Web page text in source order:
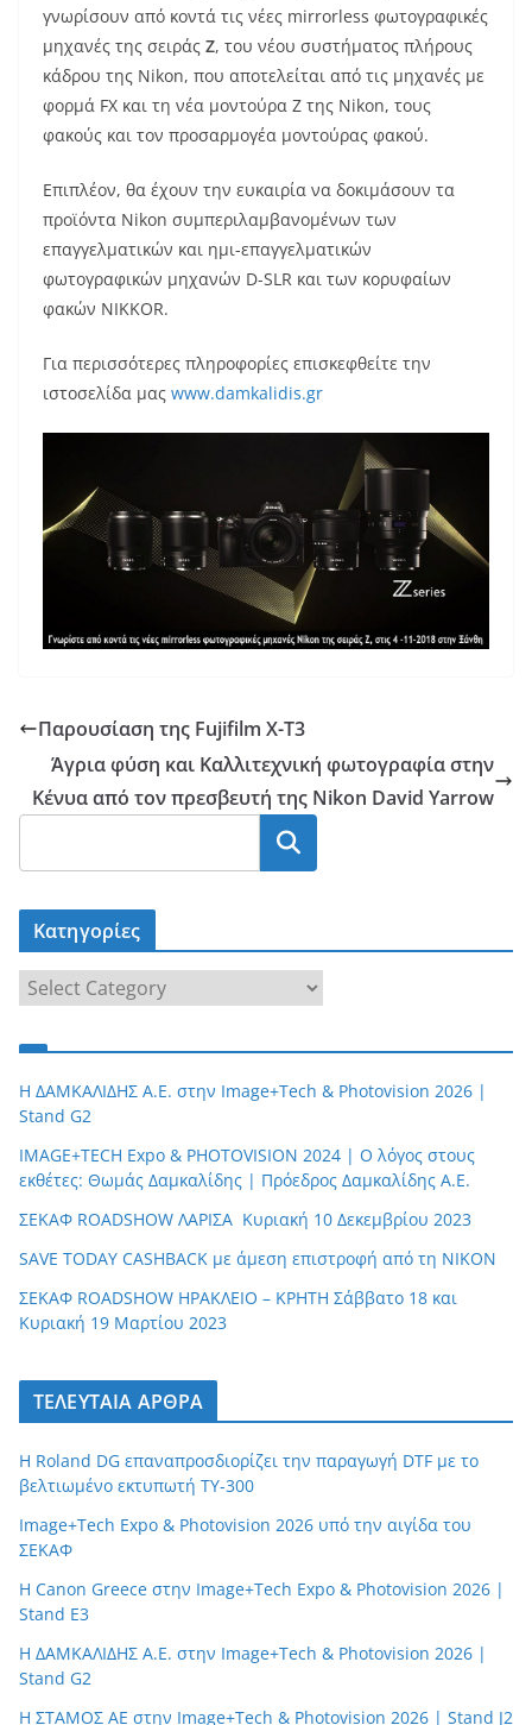
γνωρίσουν από κοντά τις νέες mirrorless φωτογραφικές
μηχανές της σειράς Z, του νέου συστήματος πλήρους
κάδρου της Nikon, που αποτελείται από τις μηχανές με
φορμά FX και τη νέα μοντούρα Z της Nikon, τους
φακούς και τον προσαρμογέα μοντούρας φακού.
Επιπλέον, θα έχουν την ευκαιρία να δοκιμάσουν τα
προϊόντα Nikon συμπεριλαμβανομένων των
επαγγελματικών και ημι-επαγγελματικών
φωτογραφικών μηχανών D-SLR και των κορυφαίων
φακών NIKKOR.
Για περισσότερες πληροφορίες επισκεφθείτε την
ιστοσελίδα μας www.damkalidis.gr
Παρουσίαση της Fujifilm X-T3
Άγρια φύση και Καλλιτεχνική φωτογραφία στην
Κένυα από τον πρεσβευτή της Nikon David Yarrow
Κατηγορίες
α
τ
γ
ρ
ί
ε
ς
Η ΔΑΜΚΑΛΙΔΗΣ Α.Ε. στην Image+Tech & Photovision 2026 |
Stand G2
IMAGE+TECH Expo & PHOTOVISION 2024 | O λόγος στους
εκθέτες: Θωμάς Δαμκαλίδης | Πρόεδρος Δαμκαλίδης Α.Ε.
ΣΕΚΑΦ ROADSHOW ΛΑΡΙΣΑ Κυριακή 10 Δεκεμβρίου 2023
SAVE TODAY CASHBACK με άμεση επιστροφή από τη ΝΙΚΟΝ
ΣΕΚΑΦ ROADSHOW ΗΡΑΚΛΕΙΟ – ΚΡΗΤΗ Σάββατο 18 και
Κυριακή 19 Μαρτίου 2023
ΤΕΛΕΥΤΑΙΑ ΑΡΘΡΑ
Η Roland DG επαναπροσδιορίζει την παραγωγή DTF με το
βελτιωμένο εκτυπωτή TY-300
Image+Tech Expo & Photovision 2026 υπό την αιγίδα του
ΣΕΚΑΦ
H Canon Greece στην Image+Tech Expo & Photovision 2026 |
Stand E3
Η ΔΑΜΚΑΛΙΔΗΣ Α.Ε. στην Image+Tech & Photovision 2026 |
Stand G2
H ΣΤΑΜΟΣ ΑΕ στην Image+Tech & Photovision 2026 | Stand J2